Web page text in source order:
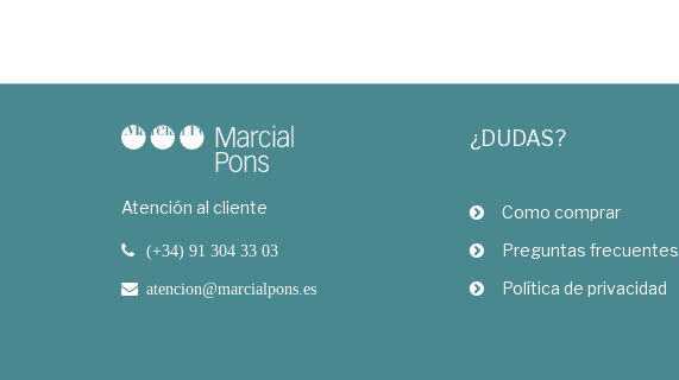
Atención al cliente
(+34) 91 304 33 03
atencion@marcialpons.es
¿DUDAS?
Como comprar
Preguntas frecuentes
Política de privacidad